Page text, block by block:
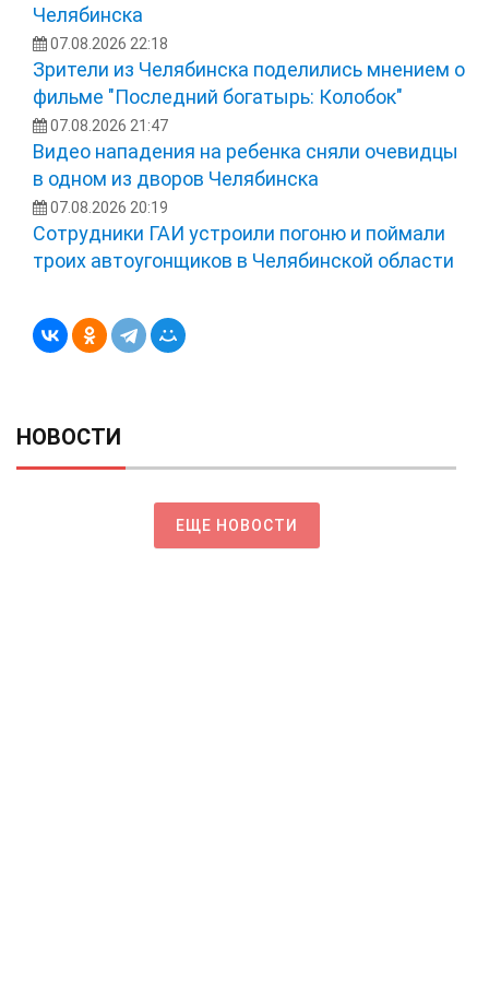
Челябинска
07.08.2026 22:18
Зрители из Челябинска поделились мнением о
фильме "Последний богатырь: Колобок"
07.08.2026 21:47
Видео нападения на ребенка сняли очевидцы
в одном из дворов Челябинска
07.08.2026 20:19
Сотрудники ГАИ устроили погоню и поймали
троих автоугонщиков в Челябинской области
НОВОСТИ
ЕЩЕ НОВОСТИ